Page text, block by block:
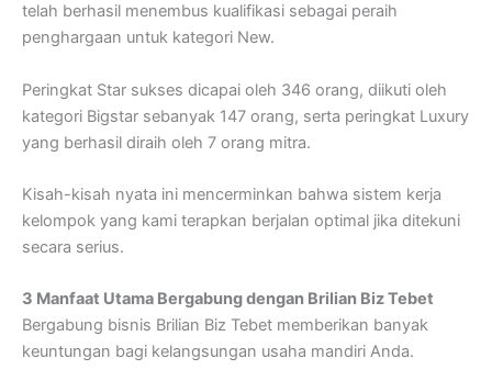
telah berhasil menembus kualifikasi sebagai peraih
penghargaan untuk kategori New.
Peringkat Star sukses dicapai oleh 346 orang, diikuti oleh
kategori Bigstar sebanyak 147 orang, serta peringkat Luxury
yang berhasil diraih oleh 7 orang mitra.
Kisah-kisah nyata ini mencerminkan bahwa sistem kerja
kelompok yang kami terapkan berjalan optimal jika ditekuni
secara serius.
3 Manfaat Utama Bergabung dengan Brilian Biz Tebet
Bergabung bisnis Brilian Biz Tebet memberikan banyak
keuntungan bagi kelangsungan usaha mandiri Anda.